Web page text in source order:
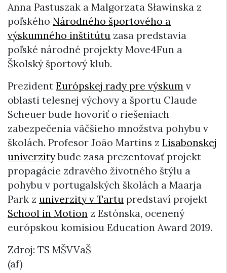
Anna Pastuszak a Malgorzata Sławinska z
poľského Národného športového a
výskumného inštitútu zasa predstavia
poľské národné projekty Move4Fun a
Školský športový klub.
Prezident Európskej rady pre výskum v
oblasti telesnej výchovy a športu Claude
Scheuer bude hovoriť o riešeniach
zabezpečenia väčšieho množstva pohybu v
školách. Profesor João Martins z Lisabonskej
univerzitybude zasa prezentovať projekt
propagácie zdravého životného štýlu a
pohybu v portugalských školách a Maarja
Park z univerzity v Tartu predstaví projekt
School in Motion z Estónska, ocenený
európskou komisiou Education Award 2019.
Zdroj: TS MŠVVaŠ
(af)